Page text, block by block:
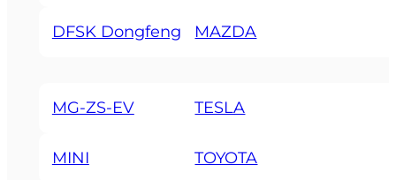
DFSK Dongfeng MAZDA
MG-ZS-EV
MINI
TESLA
TOYOTA